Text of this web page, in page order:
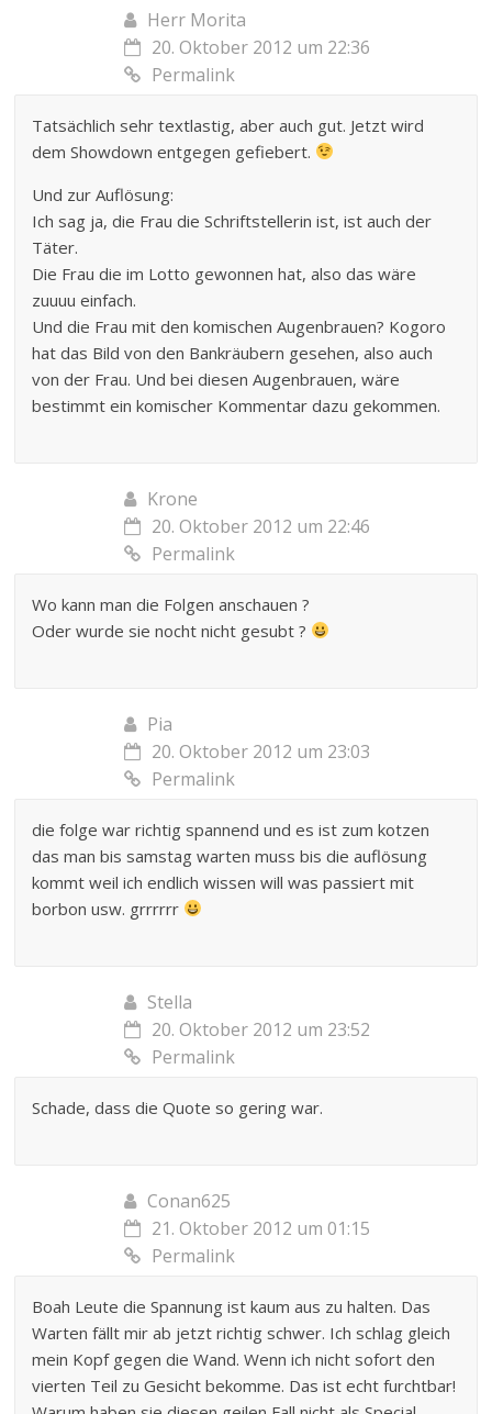
Herr Morita
20. Oktober 2012 um 22:36
Permalink
Tatsächlich sehr textlastig, aber auch gut. Jetzt wird
dem Showdown entgegen gefiebert.
Und zur Auflösung:
Ich sag ja, die Frau die Schriftstellerin ist, ist auch der
Täter.
Die Frau die im Lotto gewonnen hat, also das wäre
zuuuu einfach.
Und die Frau mit den komischen Augenbrauen? Kogoro
hat das Bild von den Bankräubern gesehen, also auch
von der Frau. Und bei diesen Augenbrauen, wäre
bestimmt ein komischer Kommentar dazu gekommen.
Krone
20. Oktober 2012 um 22:46
Permalink
Wo kann man die Folgen anschauen ?
Oder wurde sie nocht nicht gesubt ?
Pia
20. Oktober 2012 um 23:03
Permalink
die folge war richtig spannend und es ist zum kotzen
das man bis samstag warten muss bis die auflösung
kommt weil ich endlich wissen will was passiert mit
borbon usw. grrrrrr
Stella
20. Oktober 2012 um 23:52
Permalink
Schade, dass die Quote so gering war.
Conan625
21. Oktober 2012 um 01:15
Permalink
Boah Leute die Spannung ist kaum aus zu halten. Das
Warten fällt mir ab jetzt richtig schwer. Ich schlag gleich
mein Kopf gegen die Wand. Wenn ich nicht sofort den
vierten Teil zu Gesicht bekomme. Das ist echt furchtbar!